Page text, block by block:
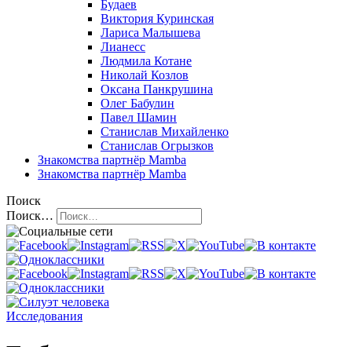
Будаев
Виктория Куринская
Лариса Малышева
Лианесс
Людмила Котане
Николай Козлов
Оксана Панкрушина
Олег Бабулин
Павел Шамин
Станислав Михайленко
Станислав Огрызков
Знакомства партнёр Mamba
Знакомства партнёр Mamba
Поиск
Поиск…
Исследования